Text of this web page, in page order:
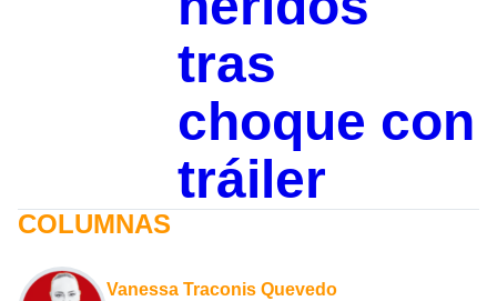
tras
choque con
tráiler
COLUMNAS
Vanessa Traconis Quevedo